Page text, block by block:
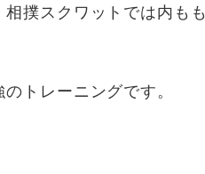
撲スクワットでは内もも
トレーニングです。